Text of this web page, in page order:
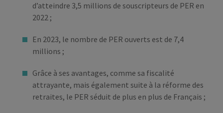
d’atteindre 3,5 millions de souscripteurs de PER en
2022 ;
En 2023, le nombre de PER ouverts est de 7,4
millions ;
Grâce à ses avantages, comme sa fiscalité
attrayante, mais également suite à la réforme des
retraites, le PER séduit de plus en plus de Français ;